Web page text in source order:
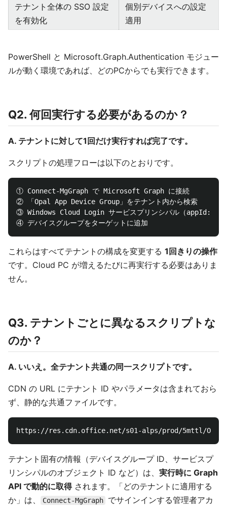
テナント全体の SSO 設定
を有効化
個別デバイスへの設定
適用
PowerShell と Microsoft.Graph.Authentication モジュー
ルが動く環境であれば、どのPCからでも実行できます。
Q2. 何回実行する必要があるのか？
A. テナントに対して1回だけ実行すれば完了です。
スクリプトの処理フローは以下のとおりです。
① Connect-MgGraph で Microsoft Graph に接続
② 「Opal App Device Group」をテナント内から検索
③ Windows Cloud Login サービスプリンシパル（appId:
これらはすべてテナントの構成を変更する 1回きりの操作
です。Cloud PC が増えるたびに再実行する必要はありま
せん。
Q3. テナントごとに異なるスクリプトな
のか？
A. いいえ。全テナント共通の同一スクリプトです。
CDN の URL にテナント ID やパラメータは含まれておら
ず、静的な共通ファイルです。
テナント固有の情報（デバイスグループ ID、サービスプ
リンシパルのオブジェクト ID など）は、 実行時に Graph
API で動的に取得されます。「どのテナントに適用する
か」は、
Connect-MgGraph
でサインインする管理者アカ